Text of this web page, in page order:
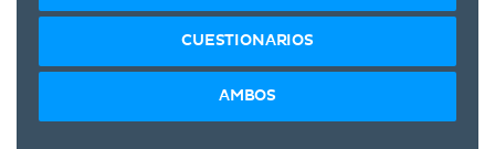
CUESTIONARIOS
AMBOS